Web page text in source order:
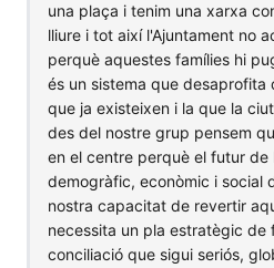
una plaça i tenim una xarxa
lliure i tot així l'Ajuntament no
perquè aquestes famílies hi
és un sistema que desaprofita
que ja existeixen i la que la
des del nostre grup pensem
en el centre perquè el futur de
demogràfic, econòmic i social
nostra capacitat de revertir
necessita un pla estratègic de
conciliació que sigui seriós,